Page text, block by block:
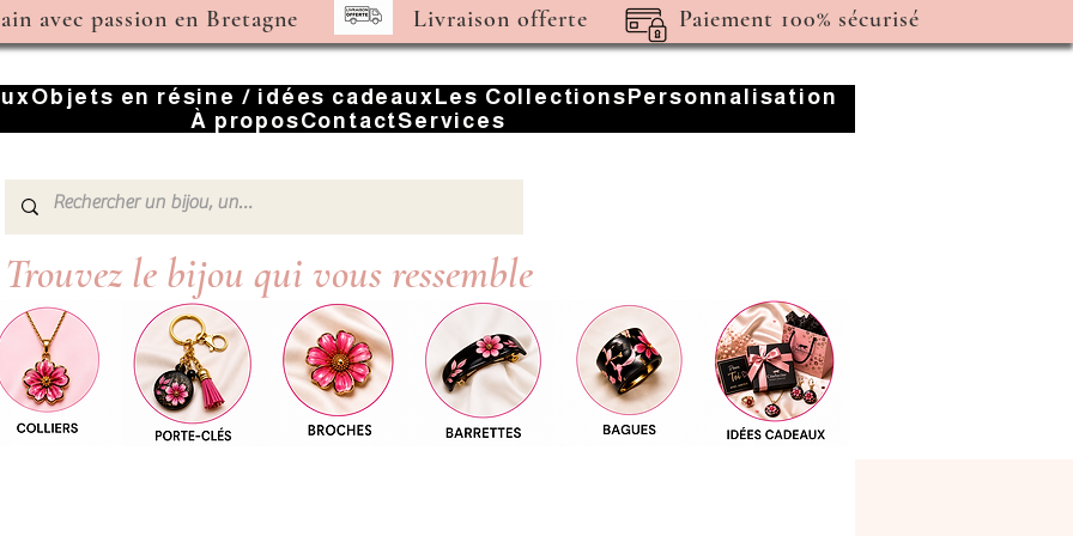
avec passion en Bretagne Livraison offerte Paiement 100% sécurisé
Objets en résine / idées cadeaux Les Collections Personnalisation
À proposContactServices
Trouvez le bijou qui vous ressemble